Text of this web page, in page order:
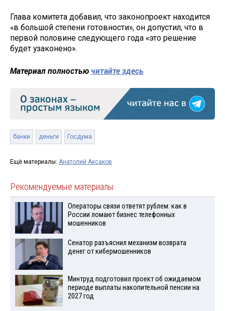
Глава комитета добавил, что законопроект находится
«в большой степени готовности», он допустил, что в
первой половине следующего года «это решение
будет узаконено».
Материал полностью читайте здесь
банки деньги Госдума
Ещё материалы: Анатолий Аксаков
Рекомендуемые материалы
Операторы связи ответят рублем: как в
России ломают бизнес телефонных
мошенников
Сенатор разъяснил механизм возврата
денег от кибермошенников
Минтруд подготовил проект об ожидаемом
периоде выплаты накопительной пенсии на
2027 год